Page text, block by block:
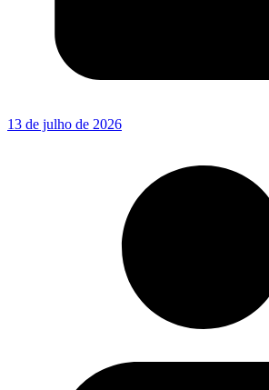
13 de julho de 2026